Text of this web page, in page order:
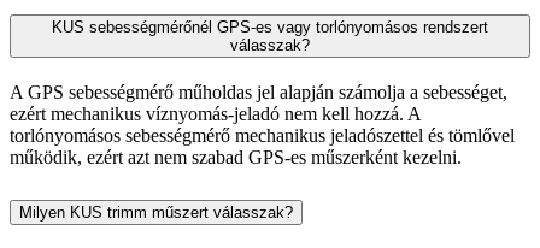
KUS sebességmérőnél GPS-es vagy torlónyomásos rendszert
válasszak?
A GPS sebességmérő műholdas jel alapján számolja a sebességet,
ezért mechanikus víznyomás-jeladó nem kell hozzá. A
torlónyomásos sebességmérő mechanikus jeladószettel és tömlővel
működik, ezért azt nem szabad GPS-es műszerként kezelni.
Milyen KUS trimm műszert válasszak?